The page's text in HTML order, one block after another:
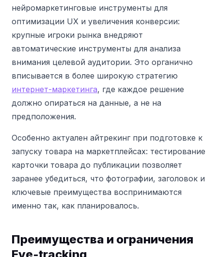
нейромаркетинговые инструменты для
оптимизации UX и увеличения конверсии:
крупные игроки рынка внедряют
автоматические инструменты для анализа
внимания целевой аудитории. Это органично
вписывается в более широкую стратегию
интернет-маркетинга, где каждое решение
должно опираться на данные, а не на
предположения.
Особенно актуален айтрекинг при подготовке к
запуску товара на маркетплейсах: тестирование
карточки товара до публикации позволяет
заранее убедиться, что фотографии, заголовок и
ключевые преимущества воспринимаются
именно так, как планировалось.
Преимущества и ограничения